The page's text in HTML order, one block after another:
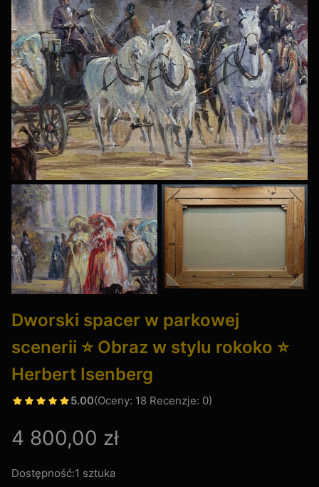
Dworski spacer w parkowej
scenerii ⭐ Obraz w stylu rokoko ⭐
Herbert Isenberg
5.00(Oceny: 18 Recenzje: 0)
Cena
4 800,00 zł
Dostępność:1 sztuka